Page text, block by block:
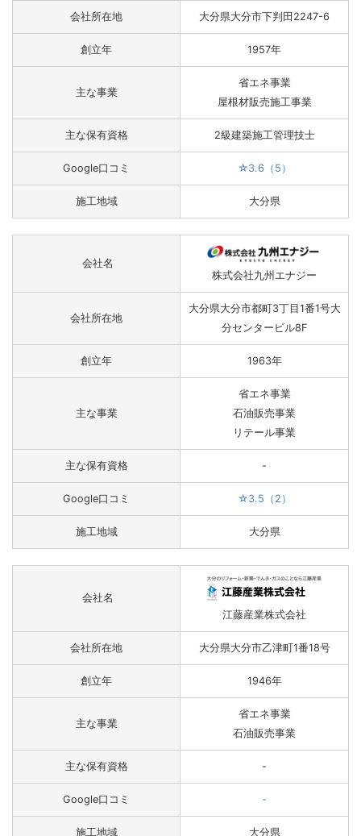
会社所在地 大分県大分市下判田2247-6
創立年 1957年
主な事業
省エネ事業
屋根材販売施工事業
主な保有資格 2級建築施工管理技士
Google口コミ ☆3.6（5）
施工地域 大分県
会社名
株式会社九州エナジー
会社所在地
大分県大分市都町3丁目1番1号大
分センタービル8F
創立年 1963年
主な事業
省エネ事業
石油販売事業
リテール事業
主な保有資格 -
Google口コミ ☆3.5（2）
施工地域 大分県
会社名
江藤産業株式会社
会社所在地 大分県大分市乙津町1番18号
創立年 1946年
主な事業
省エネ事業
石油販売事業
主な保有資格 -
Google口コミ -
施工地域 大分県